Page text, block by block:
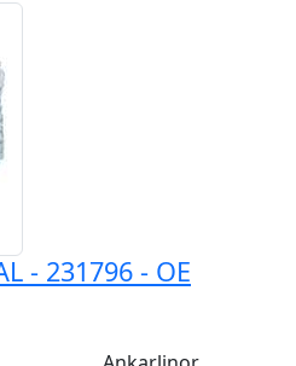
- 231796 - OE